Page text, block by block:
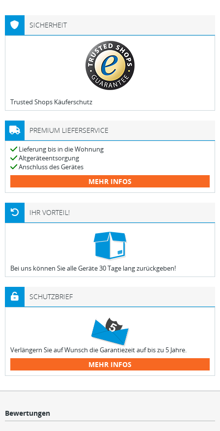
SICHERHEIT
Trusted Shops Käuferschutz
PREMIUM LIEFERSERVICE
Lieferung bis in die Wohnung
Altgeräteentsorgung
Anschluss des Gerätes
MEHR INFOS
IHR VORTEIL!
Bei uns können Sie alle Geräte 30 Tage lang zurückgeben!
SCHUTZBRIEF
Verlängern Sie auf Wunsch die Garantiezeit auf bis zu 5 Jahre.
MEHR INFOS
Bewertungen